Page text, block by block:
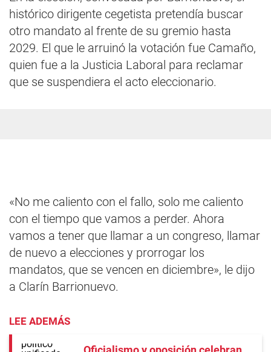
histórico dirigente cegetista pretendía buscar
otro mandato al frente de su gremio hasta
2029. El que le arruinó la votación fue Camaño,
quien fue a la Justicia Laboral para reclamar
que se suspendiera el acto eleccionario.
«No me caliento con el fallo, solo me caliento
con el tiempo que vamos a perder. Ahora
vamos a tener que llamar a un congreso, llamar
de nuevo a elecciones y prorrogar los
mandatos, que se vencen en diciembre», le dijo
a Clarín Barrionuevo.
LEE ADEMÁS